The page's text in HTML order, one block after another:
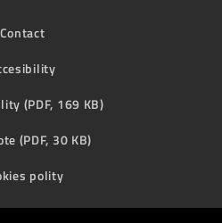
Contact
(PDF, 169 KB)
(PDF, 30 KB)
polity